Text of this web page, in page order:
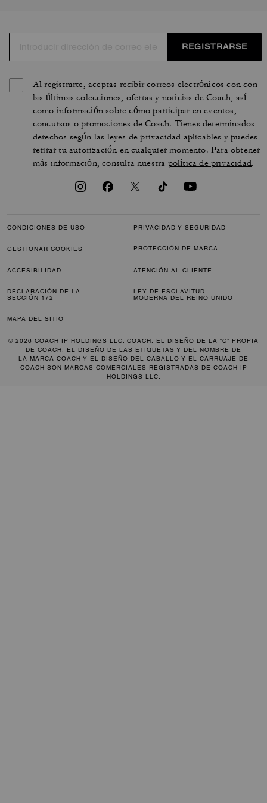
REGISTRARSE
Al registrarte, aceptas recibir correos electrónicos con con
las últimas colecciones, ofertas y noticias de Coach, así
como información sobre cómo participar en eventos,
concursos o promociones de Coach. Tienes determinados
derechos según las leyes de privacidad aplicables y puedes
retirar tu autorización en cualquier momento. Para obtener
más información, consulta nuestra política de privacidad.
CONDICIONES DE USO PRIVACIDAD Y SEGURIDAD
GESTIONAR COOKIES PROTECCIÓN DE MARCA
ACCESIBILIDAD ATENCIÓN AL CLIENTE
DECLARACIÓN DE LA
SECCIÓN 172
LEY DE ESCLAVITUD
MODERNA DEL REINO UNIDO
MAPA DEL SITIO
© 2026 COACH IP HOLDINGS LLC. COACH, EL DISEÑO DE LA “C” PROPIA
DE COACH, EL DISEÑO DE LAS ETIQUETAS Y DEL NOMBRE DE
LA MARCA COACH Y EL DISEÑO DEL CABALLO Y EL CARRUAJE DE
COACH SON MARCAS COMERCIALES REGISTRADAS DE COACH IP
HOLDINGS LLC.